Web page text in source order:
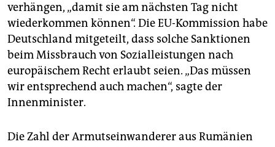
verhängen, „damit sie am nächsten Tag nicht
wiederkommen können“. Die EU-Kommission habe
Deutschland mitgeteilt, dass solche Sanktionen
beim Missbrauch von Sozialleistungen nach
europäischem Recht erlaubt seien. „Das müssen
wir entsprechend auch machen“, sagte der
Innenminister.
Die Zahl der Armutseinwanderer aus Rumänien